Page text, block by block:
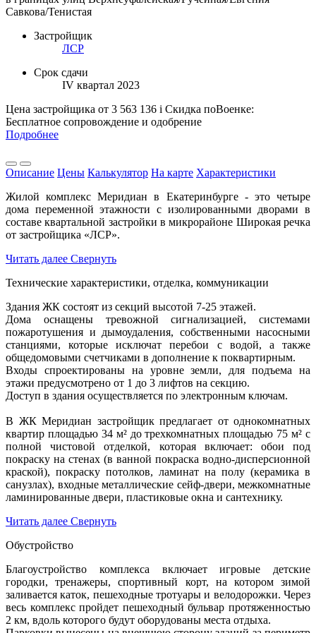
Савкова/Тенистая
Застройщик
ЛСР
Срок сдачи
IV квартал 2023
Цена застройщика от 3 563 136 i Скидка поВоенке:
Бесплатное сопровождение и одобрение
Подробнее
Описание Цены Калькулятор На карте Характеристики
Жилой комплекс Меридиан в Екатеринбурге - это четыре
дома переменной этажности с изолированными дворами в
составе квартальной застройки в микрорайоне Широкая речка
от застройщика «ЛСР».
Читать далее Свернуть
Технические характеристики, отделка, коммуникации
Здания ЖК состоят из секций высотой 7-25 этажей.
Дома оснащены тревожной сигнализацией, системами
пожаротушения и дымоудаления, собственными насосными
станциями, которые исключат перебои с водой, а также
общедомовыми счетчиками в дополнение к поквартирным.
Входы спроектированы на уровне земли, для подъема на
этажи предусмотрено от 1 до 3 лифтов на секцию.
Доступ в здания осуществляется по электронным ключам.
В ЖК Меридиан застройщик предлагает от однокомнатных
квартир площадью 34 м² до трехкомнатных площадью 75 м² с
полной чистовой отделкой, которая включает: обои под
покраску на стенах (в ванной покраска водно-дисперсионной
краской), покраску потолков, ламинат на полу (керамика в
санузлах), входные металлические сейф-двери, межкомнатные
ламинированные двери, пластиковые окна и сантехнику.
Читать далее Свернуть
Обустройство
Благоустройство комплекса включает игровые детские
городки, тренажеры, спортивный корт, на котором зимой
заливается каток, пешеходные тротуары и велодорожки. Через
весь комплекс пройдет пешеходный бульвар протяженностью
2 км, вдоль которого будут оборудованы места отдыха.